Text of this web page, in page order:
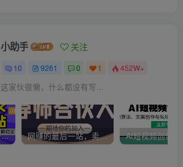
小助手 关注
10 9261 0 1 452W+
这家伙很懒，什么都没有写...
【全自动成交虚拟资源站】站长唯一陪跑项目！月入10W+~长期稳定~ 网赚的最后一站，卖项目！做网赚顶级猎食者~